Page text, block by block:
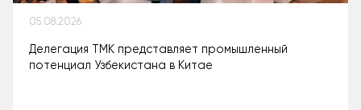
05.08.2026
Делегация ТМК представляет промышленный
потенциал Узбекистана в Китае